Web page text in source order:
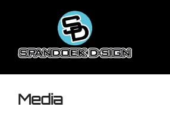
inhoud
Media